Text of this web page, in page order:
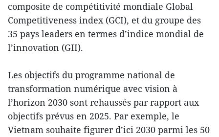
composite de compétitivité mondiale Global
Competitiveness index (GCI), et du groupe des
35 pays leaders en termes d’indice mondial de
l’innovation (GII).
Les objectifs du programme national de
transformation numérique avec vision à
l’horizon 2030 sont rehaussés par rapport aux
objectifs prévus en 2025. Par exemple, le
Vietnam souhaite figurer d’ici 2030 parmi les 50